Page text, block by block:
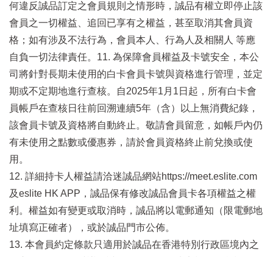
何違反誠品訂定之會員規則之情形時，誠品有權立即停止該
會員之一切權益、追回已享有之權益，甚至取消其會員資
格；如有涉及不法行為，會員本人、行為人及相關人 等應
自負一切法律責任。11. 為保障會員權益及卡號安全，本公
司將針對長期未使用的白卡會員卡號與資格進行管理，並定
期或不定期地進行查核。自2025年1月1日起，所有白卡會
員帳戶在查核日往前回溯連續5年（含）以上無消費紀錄，
該會員卡號及資格將自動終止。敬請會員留意，如帳戶內仍
有未使用之點數或優惠券，請於會員資格終止前兌換或使
用。
12. 詳細持卡人權益請洽迷誠品網站https://meet.eslite.com
及eslite HK APP，誠品保有修改誠品會員卡各項權益之權
利。權益如有變更或取消時，誠品將以電郵通知（限電郵地
址填寫正確者），或於誠品門市公佈。
13. 本會員約定條款只適用於誠品在香港特別行政區境內之